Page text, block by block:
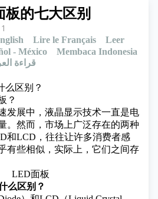
板的七大区别
Lire le Français
Leer
- México
Membaca Indonesia
قراءة
么区别？
？
发展中， 液晶显示技术一直是电
。然而，市场上广泛存在的两种
LCD，往往让许多消费者感
有些相似，实际上，它们之间存
么区别？